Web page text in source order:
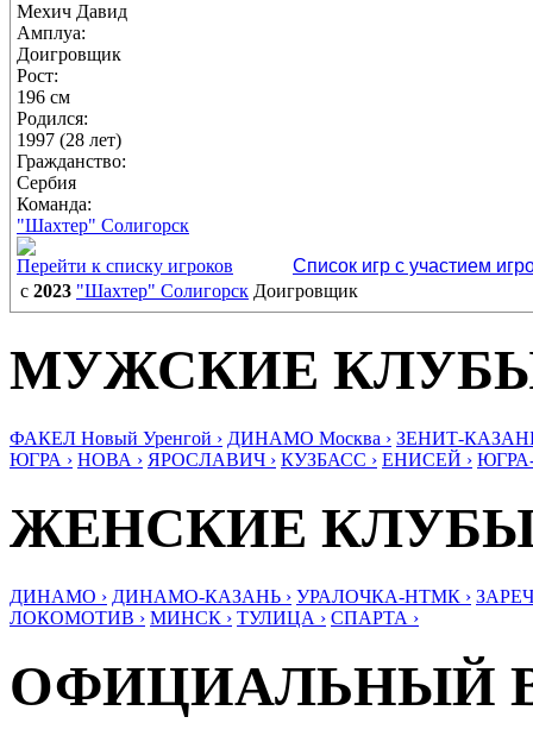
Мехич Давид
Амплуа:
Доигровщик
Рост:
196 см
Родился:
1997 (28 лет)
Гражданство:
Сербия
Команда:
"Шахтер" Солигорск
Перейти к списку игроков
Список игр с участием
с 2023 "Шахтер" Солигорск Доигровщик
МУЖСКИЕ
ФАКЕЛ Новый Уренгой › ДИНАМО Москва › ЗЕНИТ-
ЮГРА › НОВА › ЯРОСЛАВИЧ › КУЗБАСС › ЕНИСЕЙ ›
ЖЕНСКИЕ
ДИНАМО › ДИНАМО-КАЗАНЬ › УРАЛОЧКА-НТМК ›
ЛОКОМОТИВ › МИНСК › ТУЛИЦА › СПАРТА ›
ОФИЦИАЛЬНЫЙ